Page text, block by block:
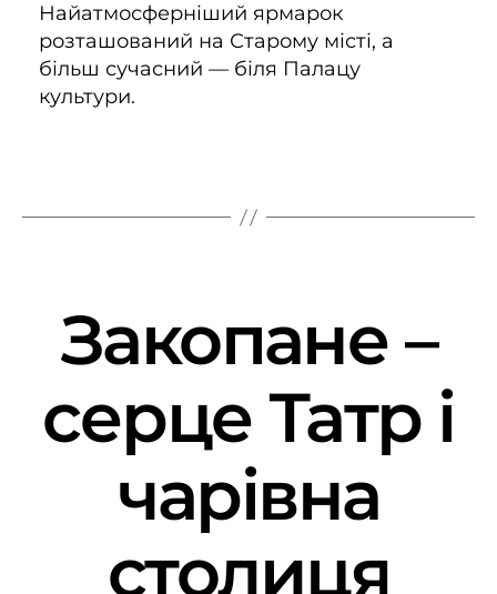
Найатмосферніший ярмарок
розташований на Старому місті, а
більш сучасний — біля Палацу
культури.
Закопане –
серце Татр і
чарівна
столиця